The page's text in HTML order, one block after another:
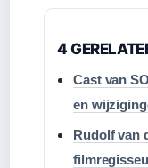
4
Cast van
en
Rudolf van